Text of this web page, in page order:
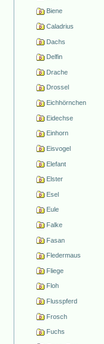
Biene
Caladrius
Dachs
Delfin
Drache
Drossel
Eichhörnchen
Eidechse
Einhorn
Eisvogel
Elefant
Elster
Esel
Eule
Falke
Fasan
Fledermaus
Fliege
Floh
Flusspferd
Frosch
Fuchs